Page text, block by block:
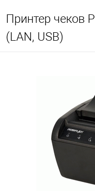
Принтер чеков
(LAN, USB)